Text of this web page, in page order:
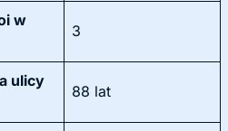
w
3
ulicy
88 lat